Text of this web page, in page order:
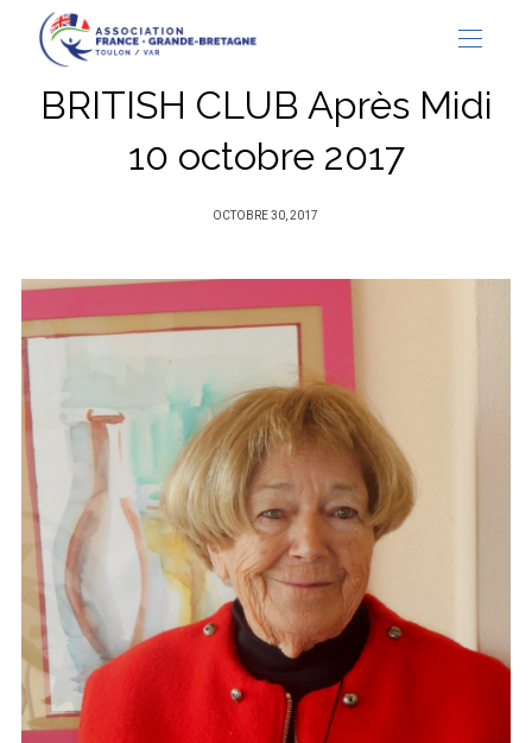
BRITISH CLUB Après Midi
10 octobre 2017
PUBLIÉ
OCTOBRE 30, 2017